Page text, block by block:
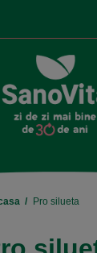
Pro silueta